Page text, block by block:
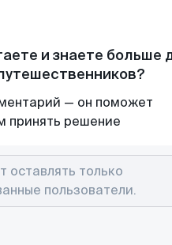
и знаете больше
— он поможет
принять решение